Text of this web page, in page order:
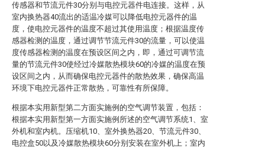
传感器和节流元件30分别与电控元器件电连接。这样，从
室内换热器40流出的适温冷媒可以降低电控元器件的温
度，使电控元器件的温度不超过其使用温度；根据温度传
感器检测的温度，通过调节节流元件30的流量，可以使温
度传感器检测的温度在预设区间之内，即，通过可调节流
量的节流元件30使经过冷媒散热模块60的冷媒的温度在预
设区间之内，从而确保电控元器件的散热效果，确保高温
环境下电控元器件正常散热，可靠性有所保障。
根据本实用新型第二方面实施例的空气调节装置，包括：
根据本实用新型第一方面实施例所述的空气调节系统1、室
外机和室内机。压缩机10、室外换热器20、节流元件30、
电控盒50以及冷媒散热模块60分别安装在室外机上；室内